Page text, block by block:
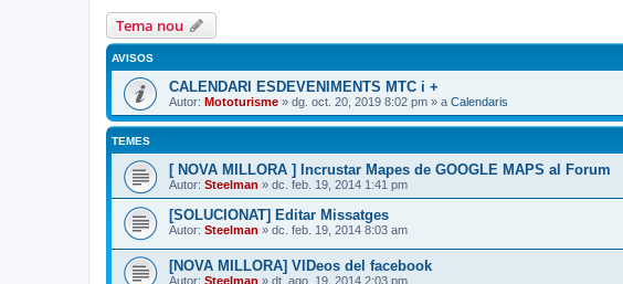
Tema nou
AVISOS
CALENDARI ESDEVENIMENTS MTC i +
Autor: Mototurisme » dg. oct. 20, 2019 8:02 pm » a Calendaris
TEMES
[ NOVA MILLORA ] Incrustar Mapes de GOOGLE MAPS al Forum
Autor: Steelman » dc. feb. 19, 2014 1:41 pm
[SOLUCIONAT] Editar Missatges
Autor: Steelman » dc. feb. 19, 2014 8:03 am
[NOVA MILLORA] VIDeos del facebook
Autor: Steelman » dt. ago. 19, 2014 2:03 pm